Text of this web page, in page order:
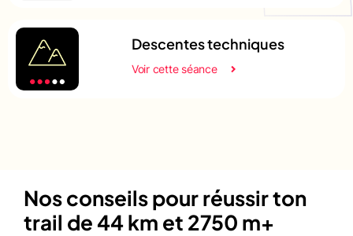
Descentes techniques
Voir cette séance
Nos conseils pour réussir ton
trail de 44 km et 2750 m+